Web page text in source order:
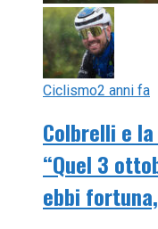
Ciclismo2 anni fa
Colbrelli e
“Quel 3
ebbi